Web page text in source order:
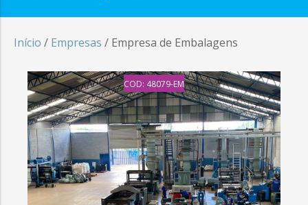
Início / Empresas / Empresa de Embalagens
COD: 48079-EM